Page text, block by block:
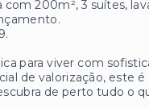
200m², 3 suítes,
para viver com
de valorização, este
de perto tudo o